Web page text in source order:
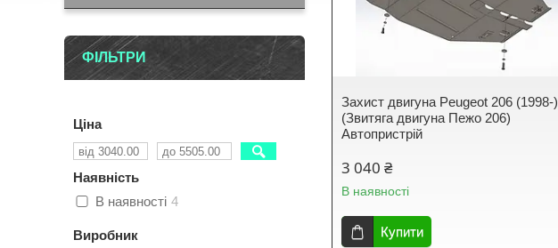
Захист двигуна Peugeot 206 (1998-)
(Звитяга двигуна Пежо 206)
Автопристрій
3 040 ₴
В наявності
Купити
ФІЛЬТРИ
Ціна
Наявність
В наявності 4
Виробник